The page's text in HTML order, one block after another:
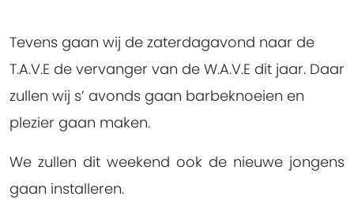
Tevens gaan wij de zaterdagavond naar de
T.A.V.E de vervanger van de W.A.V.E dit jaar. Daar
zullen wij s’ avonds gaan barbeknoeien en
plezier gaan maken.
We zullen dit weekend ook de nieuwe jongens
gaan installeren.